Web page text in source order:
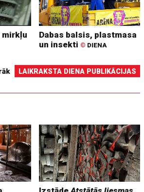
mirkļu
Dabas balsis, plastmasa
un insekti © DIENA
LAIKRAKSTA DIENA PUBLIKĀCIJAS